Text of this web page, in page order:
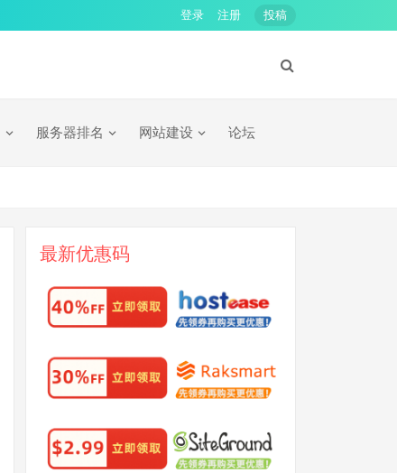
登录 注册 投稿
服务器排名 网站建设 论坛
最新优惠码